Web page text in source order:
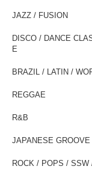
JAZZ / FUSION
DISCO / DANCE
E
BRAZIL / LATIN /
REGGAE
R&B
JAPANESE GROOVE
ROCK / POPS / SSW